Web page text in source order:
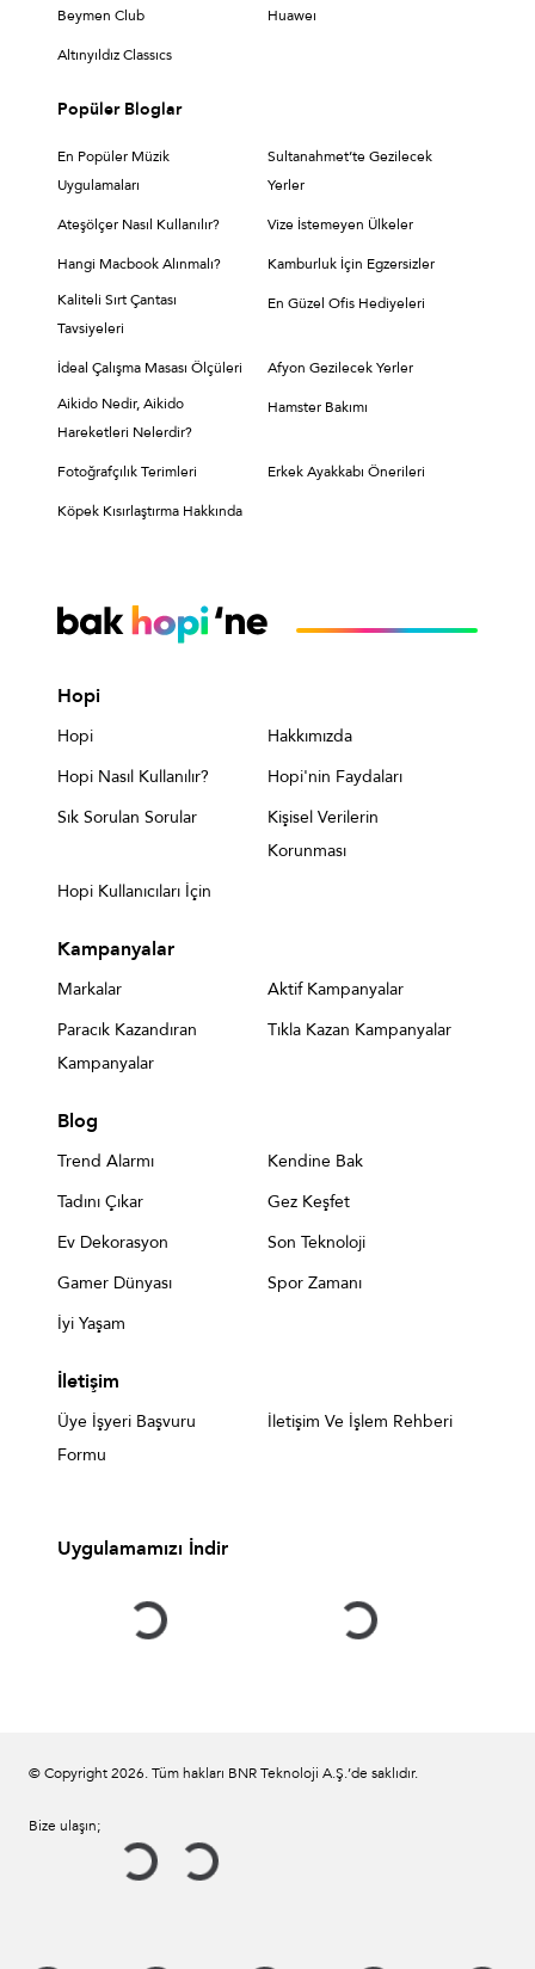
Beymen Club Huaweı
Altınyıldız Classıcs
Popüler Bloglar
En Popüler Müzik
Uygulamaları
Sultanahmet’te Gezilecek
Yerler
Ateşölçer Nasıl Kullanılır? Vize İstemeyen Ülkeler
Hangi Macbook Alınmalı?
Kamburluk İçin Egzersizler
Kaliteli Sırt Çantası
Tavsiyeleri
En Güzel Ofis Hediyeleri
İdeal Çalışma Masası Ölçüleri
Afyon Gezilecek Yerler
Aikido Nedir, Aikido
Hareketleri Nelerdir?
Hamster Bakımı
Fotoğrafçılık Terimleri Erkek Ayakkabı Önerileri
Köpek Kısırlaştırma Hakkında
Hopi
Hopi
Hakkımızda
Hopi Nasıl Kullanılır?
Hopi'nin Faydaları
Sık Sorulan Sorular
Kişisel Verilerin
Korunması
Hopi Kullanıcıları İçin
Kampanyalar
Markalar
Aktif Kampanyalar
Paracık Kazandıran
Kampanyalar
Tıkla Kazan Kampanyalar
Blog
Trend Alarmı
Kendine Bak
Tadını Çıkar
Gez Keşfet
Ev Dekorasyon
Son Teknoloji
Gamer Dünyası
Spor Zamanı
İyi Yaşam
İletişim
Üye İşyeri Başvuru
Formu
İletişim Ve İşlem Rehberi
Uygulamamızı İndir
© Copyright2026. Tüm hakları BNR Teknoloji A.Ş.’de saklıdır.
Bize ulaşın;